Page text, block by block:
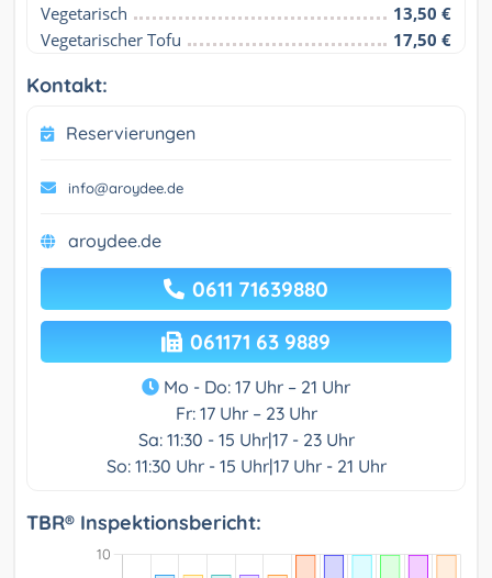
Vegetarisch
13,50 €
Vegetarischer Tofu
17,50 €
Kontakt:
Reservierungen
info@aroydee.de
aroydee.de
0611 71639880
061171 63 9889
Mo - Do: 17 Uhr – 21 Uhr
Fr: 17 Uhr – 23 Uhr
Sa: 11:30 - 15 Uhr|17 - 23 Uhr
So: 11:30 Uhr - 15 Uhr|17 Uhr - 21 Uhr
TBR® Inspektionsbericht: